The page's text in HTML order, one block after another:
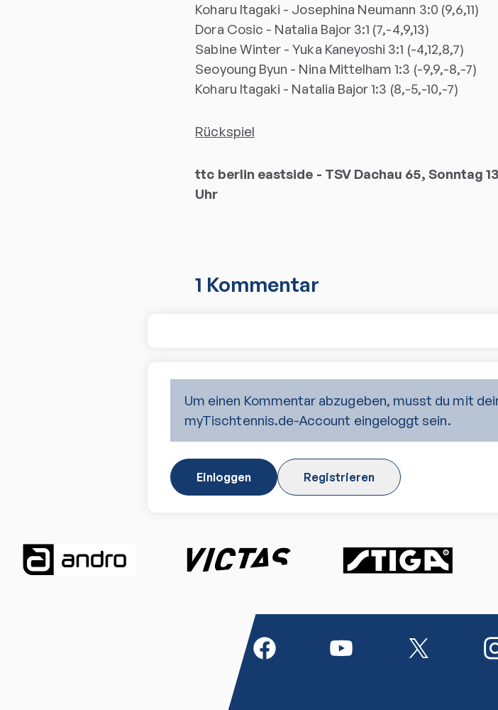
Koharu Itagaki - Josephina Neumann 3:0 (9,6,11)
Dora Cosic - Natalia Bajor 3:1 (7,-4,9,13)
Sabine Winter - Yuka Kaneyoshi 3:1 (-4,12,8,7)
Seoyoung Byun - Nina Mittelham 1:3 (-9,9,-8,-7)
Koharu Itagaki - Natalia Bajor 1:3 (8,-5,-10,-7)
Rückspiel
ttc berlin eastside - TSV Dachau 65, Sonntag 13
Uhr
1 Kommentar
Um einen Kommentar abzugeben, musst du mit
myTischtennis.de-Account eingeloggt sein.
Einloggen Registrieren